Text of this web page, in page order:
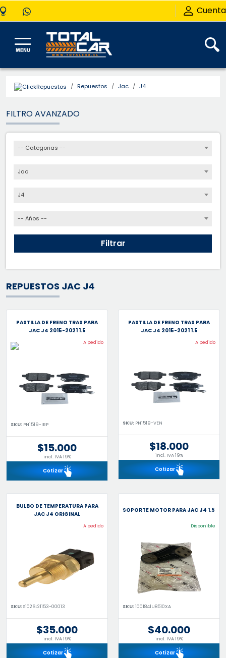
Cuenta
Repuestos Jac J4
FILTRO AVANZADO
-- Categorias --
Jac
J4
-- Años --
Filtrar
REPUESTOS JAC J4
PASTILLA DE FRENO TRAS PARA
JAC J4 2015-2021 1.5
A pedido
SKU: PN1519-IRP
$15.000
incl. IVA 19%
Cotizar
PASTILLA DE FRENO TRAS PARA
JAC J4 2015-2021 1.5
A pedido
SKU: PN1519-VEN
$18.000
incl. IVA 19%
Cotizar
BULBO DE TEMPERATURA PARA
JAC J4 ORIGINAL
A pedido
SKU:S1026L21153-00013
$35.000
incl. IVA 19%
Cotizar
SOPORTE MOTOR PARA JAC J4 1.5
Disponible
SKU:1001841U8510XA
$40.000
incl. IVA 19%
Cotizar